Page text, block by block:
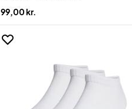
99,00 kr.